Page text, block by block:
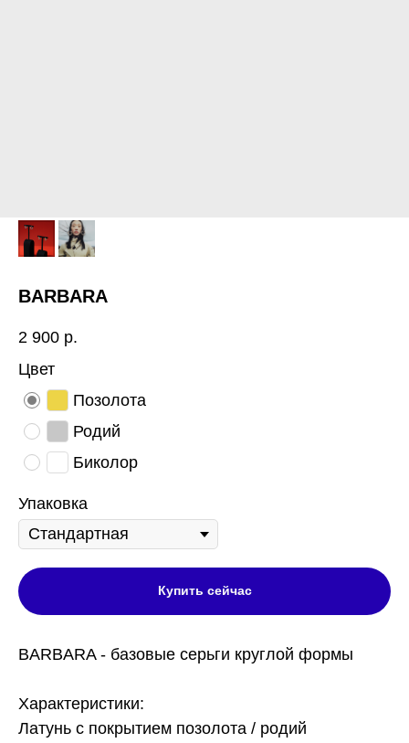
BARBARA
2 900 р.
Цвет
Позолота
Родий
Биколор
Упаковка
Купить сейчас
BARBARA - базовые серьги круглой формы
Характеристики:
Латунь с покрытием позолота / родий